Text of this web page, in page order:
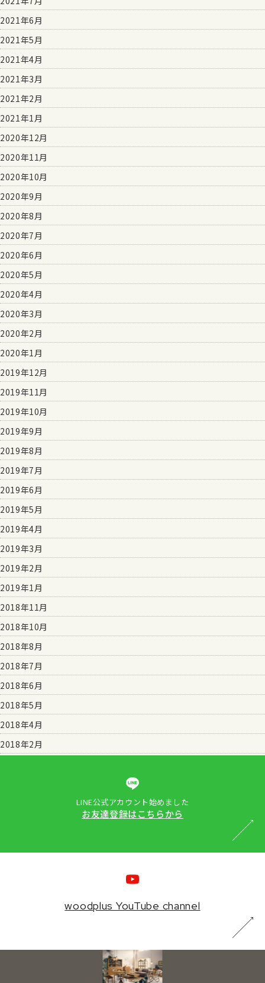
2021年6月
2021年5月
2021年4月
2021年3月
2021年2月
2021年1月
2020年12月
2020年11月
2020年10月
2020年9月
2020年8月
2020年7月
2020年6月
2020年5月
2020年4月
2020年3月
2020年2月
2020年1月
2019年12月
2019年11月
2019年10月
2019年9月
2019年8月
2019年7月
2019年6月
2019年5月
2019年4月
2019年3月
2019年2月
2019年1月
2018年11月
2018年10月
2018年8月
2018年7月
2018年6月
2018年5月
2018年4月
2018年2月
LINE公式アカウント始めました
お友達登録はこちらから
woodplus YouTube channel